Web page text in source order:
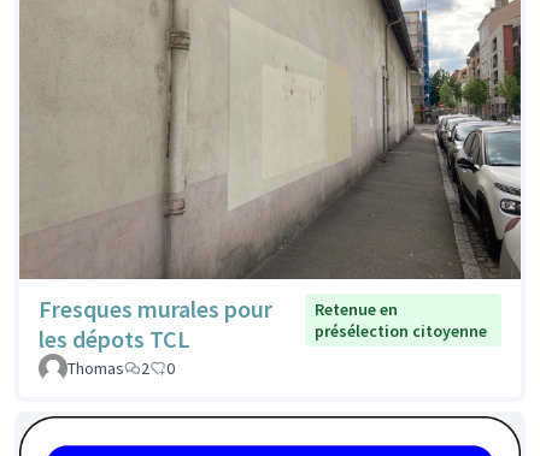
Fresques murales pour
les dépots TCL
Retenue en
présélection citoyenne
Thomas
2 0